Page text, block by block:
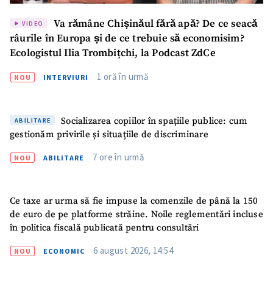
VIDEO
Va rămâne Chișinăul fără apă? De ce seacă
râurile în Europa și de ce trebuie să economisim?
Ecologistul Ilia Trombițchi, la Podcast ZdCe
NOU INTERVIURI 1 oră în urmă
ABILITARE
Socializarea copiilor în spațiile publice: cum
gestionăm privirile și situațiile de discriminare
NOU ABILITARE 7 ore în urmă
Ce taxe ar urma să fie impuse la comenzile de până la 150
de euro de pe platforme străine. Noile reglementări incluse
în politica fiscală publicată pentru consultări
NOU ECONOMIC 6 august 2026, 14:54